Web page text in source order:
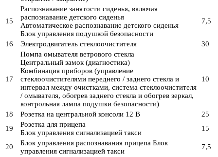
15
Распознавание занятости сиденья, включая
распознавание детского сиденья
Автоматическое распознавание детского сиденья
Блок управления подушкой безопасности
7,5
16 Электродвигатель стеклоочистителя 30
17
Помпа омывателя ветрового стекла
Центральный замок (диагностика)
Комбинация приборов (управление
стеклоочистителями переднего / заднего стекла и
интервал между очистками, система стеклоочистителя
/ омывателя, обогрев заднего стекла и обогрев зеркал,
контрольная лампа подушки безопасности)
10
18 Розетка на центральной консоли 12 В
25
19
Розетка для прицепа
Блок управления сигнализацией такси
15
20
Блок управления распознавания прицепа Блок
управления сигнализацией такси
7,5